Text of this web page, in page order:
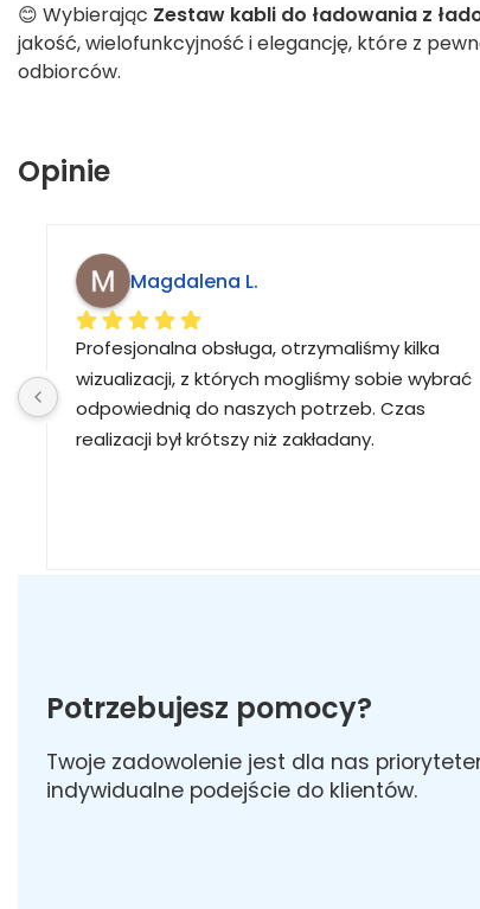
😊 Wybierając Zestaw kabli do ładowania z
jakość, wielofunkcyjność i elegancję, które z
odbiorców.
Opinie
Magdalena L.
Profesjonalna obsługa, otrzymaliśmy kilka
wizualizacji, z których mogliśmy sobie wybrać
odpowiednią do naszych potrzeb. Czas
realizacji był krótszy niż zakładany.
Potrzebujesz pomocy?
Twoje zadowolenie jest dla nas
indywidualne podejście do klientów.